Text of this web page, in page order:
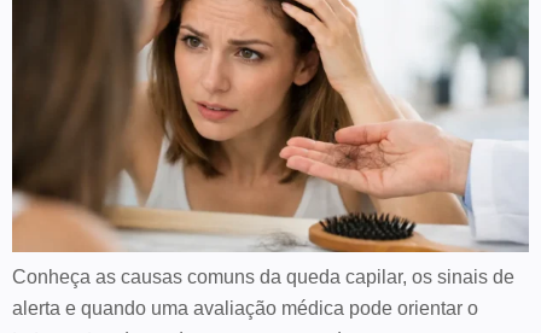
Conheça as causas comuns da queda capilar, os sinais de
alerta e quando uma avaliação médica pode orientar o